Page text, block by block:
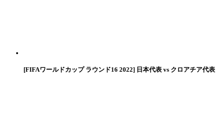
[FIFAワールドカップ ラウンド16 2022] 日本代表 vs クロアチア代表